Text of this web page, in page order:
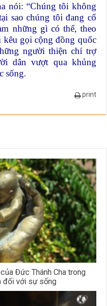
nói: “Chúng tôi không
sao chúng tôi đang cố
những gì có thể, theo
gọi cộng đồng quốc
người thiện chí trợ
dân vượt qua khủng
sống.
print
Đức Thánh Cha trong
đối với sự sống